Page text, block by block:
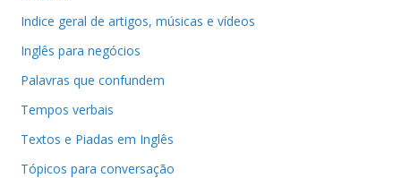
Indice geral de artigos, músicas e vídeos
Inglês para negócios
Palavras que confundem
Tempos verbais
Textos e Piadas em Inglês
Tópicos para conversação